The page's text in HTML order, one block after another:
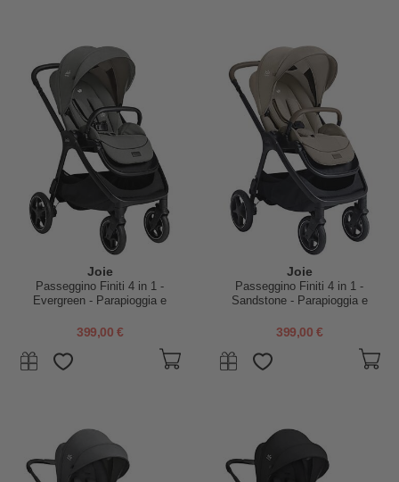
Joie
Passeggino Finiti 4 in 1 -
Evergreen - Parapioggia e
399,00 €
Joie
Passeggino Finiti 4 in 1 -
Sandstone - Parapioggia e
399,00 €